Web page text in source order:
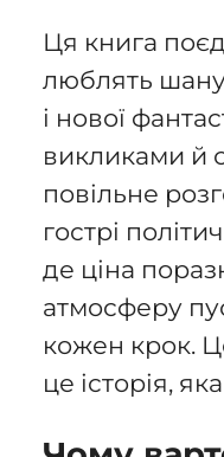
Ця книга
люблять
і нової
викликами й
повільне
гострі
де ціна
атмосферу
кожен крок.
це історія,